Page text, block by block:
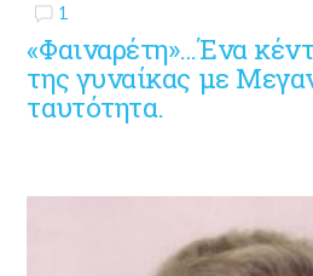
1
«Φαιναρέτη»…Ένα
της γυναίκας με
ταυτότητα.